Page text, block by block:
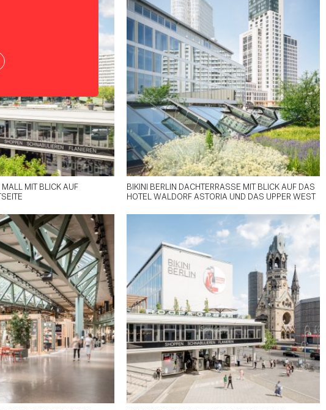
MIT BLICK AUF
BIKINI BERLIN DACHTERRASSE MIT BLICK AUF DAS
HOTEL WALDORF ASTORIA UND DAS UPPER WEST